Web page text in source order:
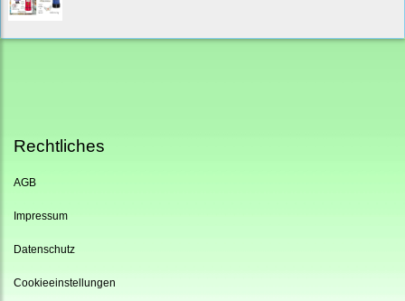
Rechtliches
AGB
Impressum
Datenschutz
Cookieeinstellungen